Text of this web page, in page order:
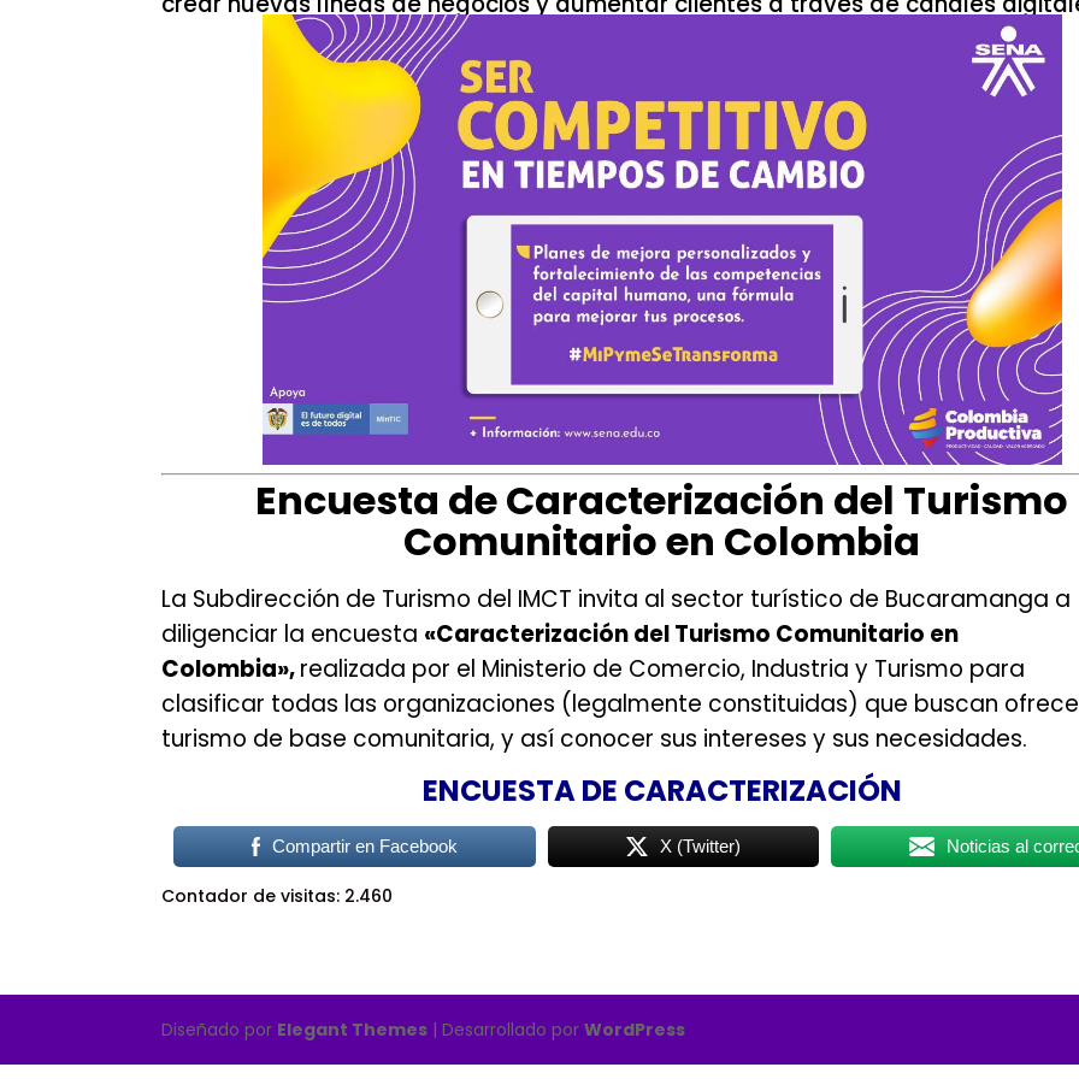
Encuesta de Caracterización del Turismo
Comunitario en Colombia
La Subdirección de Turismo del IMCT invita al sector turístico de Bucaramanga a
diligenciar la encuesta «Caracterización del Turismo Comunitario en
Colombia»,realizada por el Ministerio de Comercio, Industria y Turismo para
clasificar todas las organizaciones (legalmente constituidas) que buscan
turismo de base comunitaria, y así conocer sus intereses y sus necesidades.
ENCUESTA DE CARACTERIZACIÓN
Compartir en Facebook X (Twitter) Noticias al
Contador de visitas: 2.460
Diseñado por Elegant Themes | Desarrollado porWordPress